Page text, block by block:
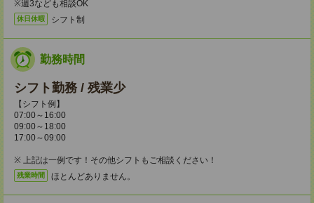
※週3なども相談OK
休日休暇 シフト制
勤務時間
シフト勤務 / 残業少
【シフト例】
07:00～16:00
09:00～18:00
17:00～09:00
※ 上記は一例です！その他シフトもご相談ください！
残業時間 ほとんどありません。